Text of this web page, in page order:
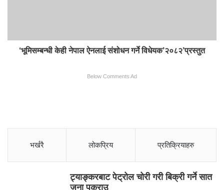
‘भूमिसम्बन्धी केही नेपाल ऐनलाई संशोधन गर्ने विधेयक’२०८२’प्रस्तुत
Below Comments Ad
भर्खरै लोकप्रिय प्रतिक्रियाहरु
ट्याङ्करबाट पेट्रोल चोरी गरी बिक्री गर्ने सात
जना पक्राउ